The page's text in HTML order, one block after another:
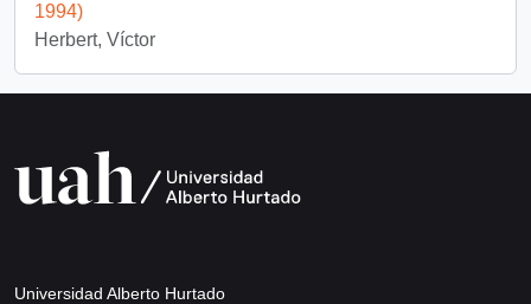
1994)
Herbert, Víctor
Universidad Alberto Hurtado